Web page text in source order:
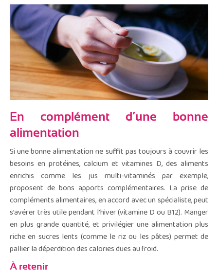
En complément d’une bonne
alimentation
Si une bonne alimentation ne suffit pas toujours à couvrir les
besoins en protéines, calcium et vitamines D, des aliments
enrichis comme les jus multi-vitaminés par exemple,
proposent de bons apports complémentaires. La prise de
compléments alimentaires, en accord avec un spécialiste, peut
s’avérer très utile pendant l’hiver (vitamine D ou B12). Manger
en plus grande quantité, et privilégier une alimentation plus
riche en sucres lents (comme le riz ou les pâtes) permet de
pallier la déperdition des calories dues au froid.
À retenir